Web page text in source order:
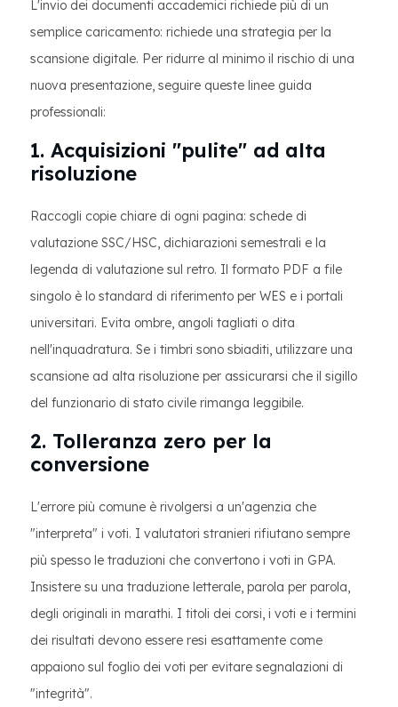
L'invio dei documenti accademici richiede più di un
semplice caricamento: richiede una strategia per la
scansione digitale. Per ridurre al minimo il rischio di una
nuova presentazione, seguire queste linee guida
professionali:
1. Acquisizioni "pulite" ad alta
risoluzione
Raccogli copie chiare di ogni pagina: schede di
valutazione SSC/HSC, dichiarazioni semestrali e la
legenda di valutazione sul retro. Il formato PDF a file
singolo è lo standard di riferimento per WES e i portali
universitari. Evita ombre, angoli tagliati o dita
nell'inquadratura. Se i timbri sono sbiaditi, utilizzare una
scansione ad alta risoluzione per assicurarsi che il sigillo
del funzionario di stato civile rimanga leggibile.
2. Tolleranza zero per la
conversione
L'errore più comune è rivolgersi a un'agenzia che
"interpreta" i voti. I valutatori stranieri rifiutano sempre
più spesso le traduzioni che convertono i voti in GPA.
Insistere su una traduzione letterale, parola per parola,
degli originali in marathi. I titoli dei corsi, i voti e i termini
dei risultati devono essere resi esattamente come
appaiono sul foglio dei voti per evitare segnalazioni di
"integrità".